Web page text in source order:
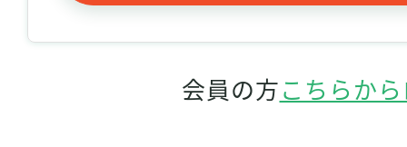
会員の方こちらか